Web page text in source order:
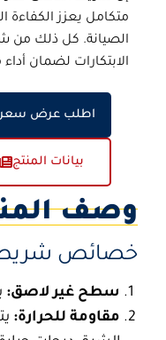
متكامل يعزز الكفاءة
الصيانة. كل ذلك من
الابتكارات لضمان
اطلب عرض
بيانات المنتج
وصف
خصائص شريط
سطح غير لاصق:
مقاومة للحرارة: